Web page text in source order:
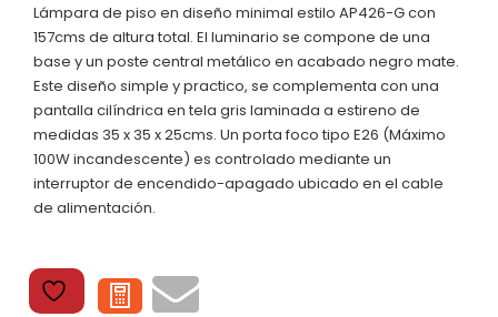
Lámpara de piso en diseño minimal estilo AP426-G con
157cms de altura total. El luminario se compone de una
base y un poste central metálico en acabado negro mate.
Este diseño simple y practico, se complementa con una
pantalla cilíndrica en tela gris laminada a estireno de
medidas 35 x 35 x 25cms. Un porta foco tipo E26 (Máximo
100W incandescente) es controlado mediante un
interruptor de encendido-apagado ubicado en el cable
de alimentación.